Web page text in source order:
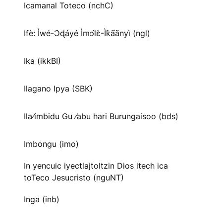
Icamanal Toteco (nchC)
Ifè: Ìwé-Ɔ̀ɖáyé Ìmↄl̀ɛ̀-Ìk̀ã́ã̀nyì (ngl)
Ika (ikkBI)
Ilagano Ipya (SBK)
Ila⁄imbidu Gu ⁄abu hari Burungaisoo (bds)
Imbongu (imo)
In yencuic iyectlajtoltzin Dios itech ica
toTeco Jesucristo (nguNT)
Inga (inb)